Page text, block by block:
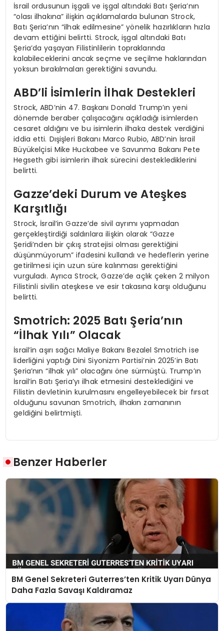
İsrail ordusunun işgali ve işgal altındaki Batı Şeria’nın
“olası ilhakına” ilişkin açıklamalarda bulunan Strock,
Batı Şeria’nın “ilhak edilmesine” yönelik hazırlıkların hızla
devam ettiğini belirtti. Strock, işgal altındaki Batı
Şeria’da yaşayan Filistinlilerin topraklarında
kalabileceklerini ancak seçme ve seçilme haklarından
yoksun bırakılmaları gerektiğini savundu.
ABD’li İsimlerin İlhak Destekleri
Strock, ABD’nin 47. Başkanı Donald Trump’ın yeni
dönemde beraber çalışacağını açıkladığı isimlerden
cesaret aldığını ve bu isimlerin ilhaka destek verdiğini
iddia etti. Dışişleri Bakanı Marco Rubio, ABD’nin İsrail
Büyükelçisi Mike Huckabee ve Savunma Bakanı Pete
Hegseth gibi isimlerin ilhak sürecini desteklediklerini
belirtti.
Gazze’deki Durum ve Ateşkes
Karşıtlığı
Strock, İsrail’in Gazze’de sivil ayrımı yapmadan
gerçekleştirdiği saldırılara ilişkin olarak “Gazze
Şeridi’nden bir çıkış stratejisi olması gerektiğini
düşünmüyorum” ifadesini kullandı ve hedeflerin yerine
getirilmesi için uzun süre kalınması gerektiğini
vurguladı. Ayrıca Strock, Gazze’de açlık çeken 2 milyon
Filistinli sivilin ateşkese ve esir takasına karşı olduğunu
belirtti.
Smotrich: 2025 Batı Şeria’nın
“İlhak Yılı” Olacak
İsrail’in aşırı sağcı Maliye Bakanı Bezalel Smotrich ise
liderliğini yaptığı Dini Siyonizm Partisi’nin 2025’in Batı
Şeria’nın “ilhak yılı” olacağını öne sürmüştü. Trump’ın
İsrail’in Batı Şeria’yı ilhak etmesini desteklediğini ve
Filistin devletinin kurulmasını engelleyebilecek bir fırsat
olduğunu savunan Smotrich, ilhakın zamanının
geldiğini belirtmişti.
Benzer Haberler
BM Genel Sekreteri Guterres’ten Kritik Uyarı Dünya
Daha Fazla Savaşı Kaldıramaz